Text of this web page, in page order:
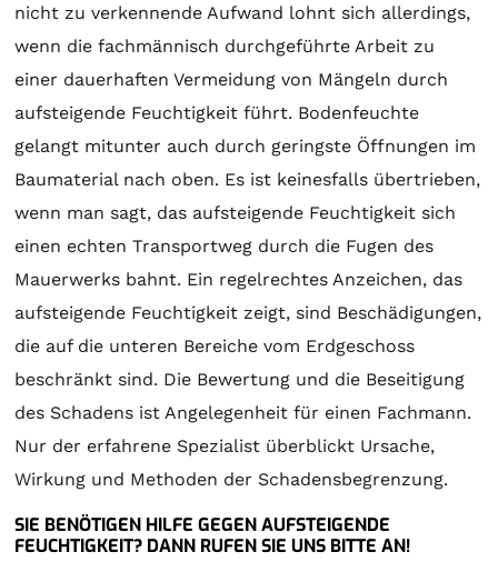
nicht zu verkennende Aufwand lohnt sich allerdings,
wenn die fachmännisch durchgeführte Arbeit zu
einer dauerhaften Vermeidung von Mängeln durch
aufsteigende Feuchtigkeit führt. Bodenfeuchte
gelangt mitunter auch durch geringste Öffnungen im
Baumaterial nach oben. Es ist keinesfalls übertrieben,
wenn man sagt, das aufsteigende Feuchtigkeit sich
einen echten Transportweg durch die Fugen des
Mauerwerks bahnt. Ein regelrechtes Anzeichen, das
aufsteigende Feuchtigkeit zeigt, sind Beschädigungen,
die auf die unteren Bereiche vom Erdgeschoss
beschränkt sind. Die Bewertung und die Beseitigung
des Schadens ist Angelegenheit für einen Fachmann.
Nur der erfahrene Spezialist überblickt Ursache,
Wirkung und Methoden der Schadensbegrenzung.
SIE BENÖTIGEN HILFE GEGEN AUFSTEIGENDE
FEUCHTIGKEIT? DANN RUFEN SIE UNS BITTE AN!